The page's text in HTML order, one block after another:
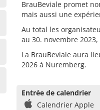
BrauBeviale promet
mais aussi une
Au total les
au 30. novembre
La BrauBeviale aura
2026 à Nuremberg.
Entrée de calendrier
Calendrier Apple